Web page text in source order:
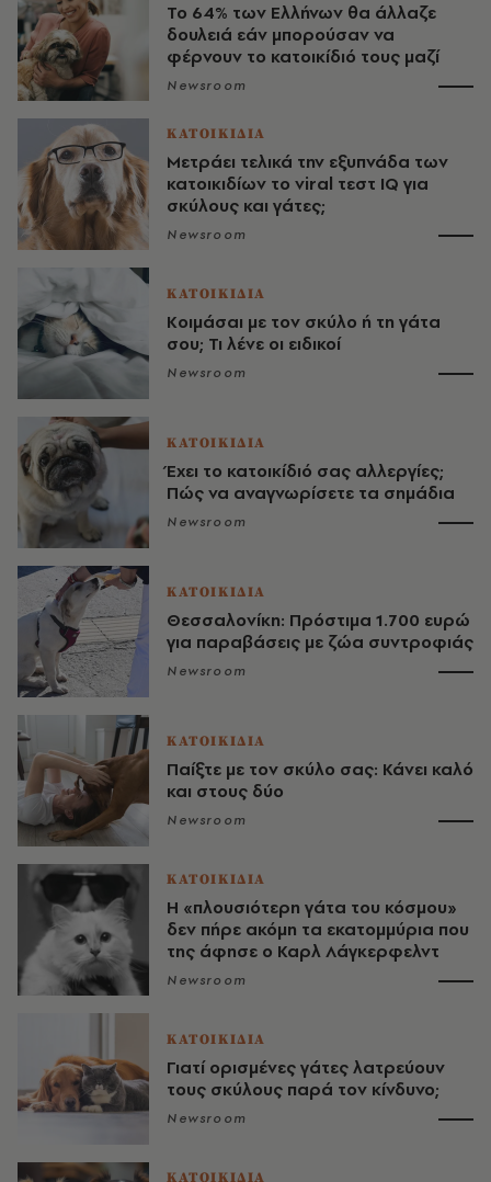
Το 64% των Ελλήνων θα άλλαζε
δουλειά εάν μπορούσαν να
φέρνουν το κατοικίδιό τους μαζί
Newsroom
ΚΑΤΟΙΚΙΔΙΑ
Μετράει τελικά την εξυπνάδα των
κατοικιδίων το viral τεστ IQ για
σκύλους και γάτες;
Newsroom
ΚΑΤΟΙΚΙΔΙΑ
Κοιμάσαι με τον σκύλο ή τη γάτα
σου; Τι λένε οι ειδικοί
Newsroom
ΚΑΤΟΙΚΙΔΙΑ
Έχει το κατοικίδιό σας αλλεργίες;
Πώς να αναγνωρίσετε τα σημάδια
Newsroom
ΚΑΤΟΙΚΙΔΙΑ
Θεσσαλονίκη: Πρόστιμα 1.700 ευρώ
για παραβάσεις με ζώα συντροφιάς
Newsroom
ΚΑΤΟΙΚΙΔΙΑ
Παίξτε με τον σκύλο σας: Κάνει καλό
και στους δύο
Newsroom
ΚΑΤΟΙΚΙΔΙΑ
Η «πλουσιότερη γάτα του κόσμου»
δεν πήρε ακόμη τα εκατομμύρια που
της άφησε ο Καρλ Λάγκερφελντ
Newsroom
ΚΑΤΟΙΚΙΔΙΑ
Γιατί ορισμένες γάτες λατρεύουν
τους σκύλους παρά τον κίνδυνο;
Newsroom
ΚΑΤΟΙΚΙΔΙΑ